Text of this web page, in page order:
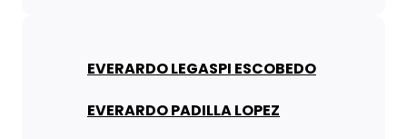
EVERARDO LEGASPI ESCOBEDO
EVERARDO PADILLA LOPEZ